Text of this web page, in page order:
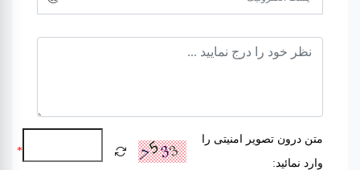
متن درون تصویر امنیتی را
وارد نمائید:
*